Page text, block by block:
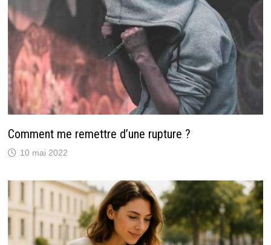
Comment me remettre d’une rupture ?
10 mai 2022